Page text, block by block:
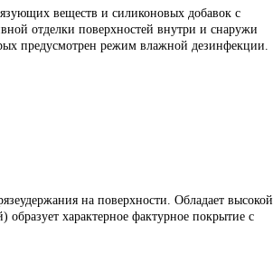
веществ и силиконовых добавок с
отделки поверхностей внутри и снаружи
предусмотрен режим влажной дезинфекции.
на поверхности. Обладает высокой
характерное фактурное покрытие с